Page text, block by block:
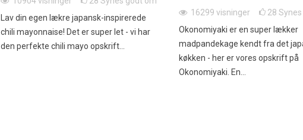
Lav din egen lækre japansk-inspirerede
chili mayonnaise! Det er super let - vi har
den perfekte chili mayo opskrift...
16299 visninger 28
Okonomiyaki er en super lækker
madpandekage kendt fra det
køkken - her er vores opskrift på
Okonomiyaki. En...